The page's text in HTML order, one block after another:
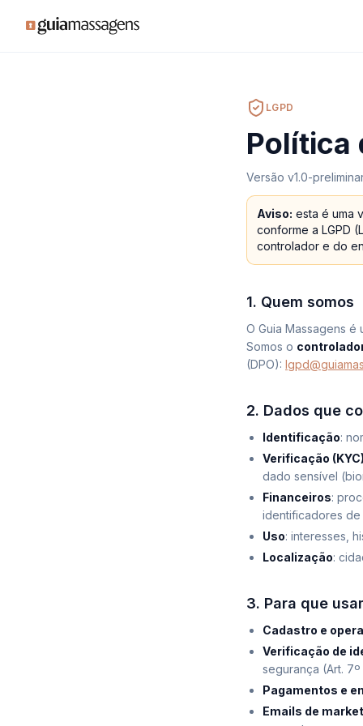
LGPD
Política
Versão v1.0-
Aviso: esta é uma
conforme a LGPD
controlador e do
1. Quem somos
O Guia Massagens
Somos o
(DPO):
2. Dados que
Identificação:
Verificação
dado sensível
Financeiros:
identificadores
Uso: interesses,
Localização:
3. Para que
Cadastro e
Verificação de
segurança (Art. 7º
Pagamentos e
Emails de